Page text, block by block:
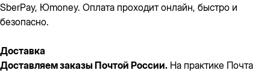
SberPay, Юmoney. Оплата проходит онлайн, быстро и
безопасно.
Доставка
Доставляем заказы Почтой России. На практике Почта